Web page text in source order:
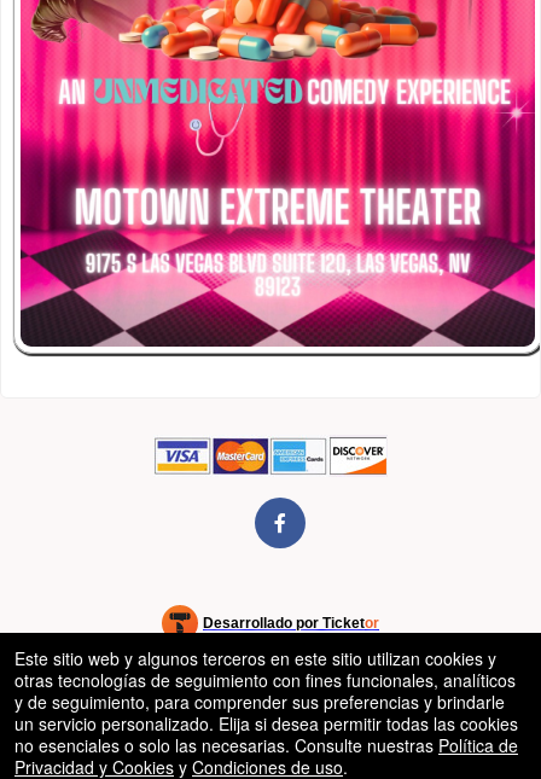
Desarrollado por Ticketor
Sistema de venta de entradas y taquilla de Ticketor
Software de venta de entradas y taquilla para recintos, teatros y
estadios
© Todos los Derechos Reservados.
50.28.84.148
Condiciones de uso
Este sitio web y algunos terceros en este sitio utilizan cookies y
otras tecnologías de seguimiento con fines funcionales, analíticos
y de seguimiento, para comprender sus preferencias y brindarle
un servicio personalizado. Elija si desea permitir todas las cookies
no esenciales o solo las necesarias. Consulte nuestras Política de
Privacidad y Cookies y Condiciones de uso.